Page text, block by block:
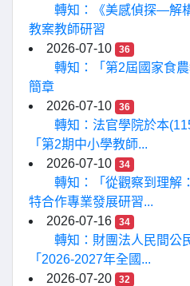
轉知：《美感偵探—解
教案教師研習
2026-07-10
36
轉知：「第2屆國家食
簡章
2026-07-10
36
轉知：法官學院於本
「第2期中小學教師...
2026-07-10
34
轉知：「從觀察到理解
特合作專業發展研習...
2026-07-16
34
轉知：財團法人民間公
「2026-2027年全國...
2026-07-20
32